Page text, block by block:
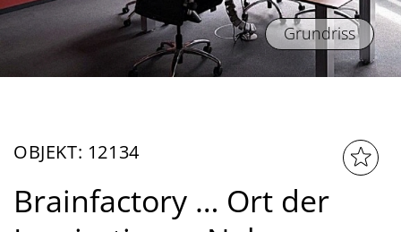
Grundriss
OBJEKT: 12134
Brainfactory … Ort der